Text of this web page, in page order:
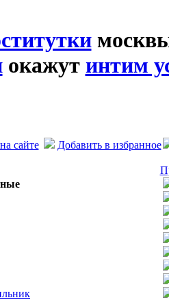
окажут интим
сайте Добавить в избранное